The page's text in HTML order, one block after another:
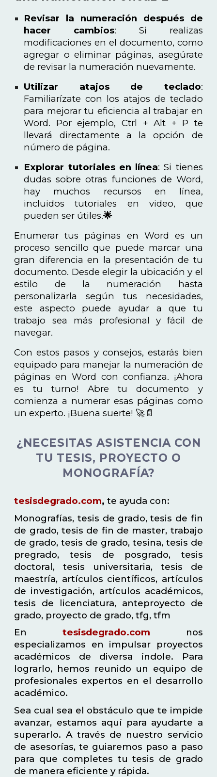
Revisar la numeración después de
hacer cambios: Si realizas
modificaciones en el documento, como
agregar o eliminar páginas, asegúrate
de revisar la numeración nuevamente.
Utilizar atajos de teclado:
Familiarízate con los atajos de teclado
para mejorar tu eficiencia al trabajar en
Word. Por ejemplo, Ctrl + Alt + P te
llevará directamente a la opción de
número de página.
Explorar tutoriales en línea: Si tienes
dudas sobre otras funciones de Word,
hay muchos recursos en línea,
incluidos tutoriales en video, que
pueden ser útiles.🌟
Enumerar tus páginas en Word es un
proceso sencillo que puede marcar una
gran diferencia en la presentación de tu
documento. Desde elegir la ubicación y el
estilo de la numeración hasta
personalizarla según tus necesidades,
este aspecto puede ayudar a que tu
trabajo sea más profesional y fácil de
navegar.
Con estos pasos y consejos, estarás bien
equipado para manejar la numeración de
páginas en Word con confianza. ¡Ahora
es tu turno! Abre tu documento y
comienza a numerar esas páginas como
un experto. ¡Buena suerte! 🚀📄
¿NECESITAS ASISTENCIA CON
TU TESIS, PROYECTO O
MONOGRAFÍA?
tesisdegrado.com, te ayuda con:
Monografías, tesis de grado, tesis de fin
de grado, tesis de fin de master, trabajo
de grado, tesis de grado, tesina, tesis de
pregrado, tesis de posgrado, tesis
doctoral, tesis universitaria, tesis de
maestría, artículos científicos, artículos
de investigación, artículos académicos,
tesis de licenciatura, anteproyecto de
grado, proyecto de grado, tfg, tfm
En tesisdegrado.com nos
especializamos en impulsar proyectos
académicos de diversa índole. Para
lograrlo, hemos reunido un equipo de
profesionales expertos en el desarrollo
académico.
Sea cual sea el obstáculo que te impide
avanzar, estamos aquí para ayudarte a
superarlo. A través de nuestro servicio
de asesorías, te guiaremos paso a paso
para que completes tu tesis de grado
de manera eficiente y rápida.